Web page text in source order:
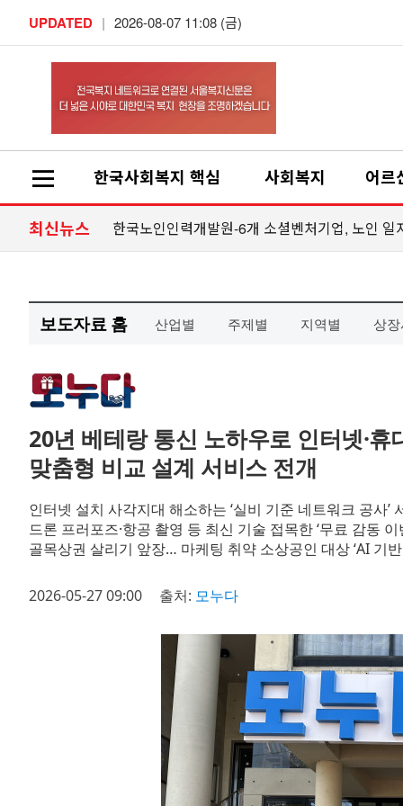
보도자료 홈 산업별 주제별 지역별 상
20년 베테랑 통신 노하우로 인터넷·
맞춤형 비교 설계 서비스 전개
인터넷 설치 사각지대 해소하는 ‘실비 기준 네트워크 공사
드론 프러포즈·항공 촬영 등 최신 기술 접목한 ‘무료 감동
골목상권 살리기 앞장… 마케팅 취약 소상공인 대상 ‘AI 기
2026-05-27 09:00 출처: 모누다